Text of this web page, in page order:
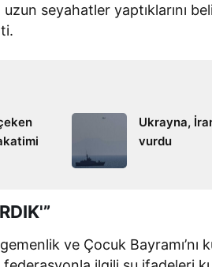
seyahatler yaptıklarını
Ukrayna,
vurdu
ve Çocuk Bayramı’nı